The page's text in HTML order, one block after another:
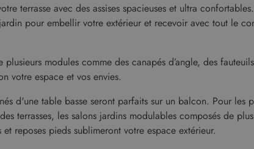
terrasse avec des assises spacieuses et ultra
pour embellir votre extérieur et recevoir avec tout le
modules comme des canapés d’angle, des
votre espace et vos envies.
d'une table basse seront parfaits sur un balcon. Pour les
terrasses, les salons jardins modulables composés de
reposes pieds sublimeront votre espace extérieur.